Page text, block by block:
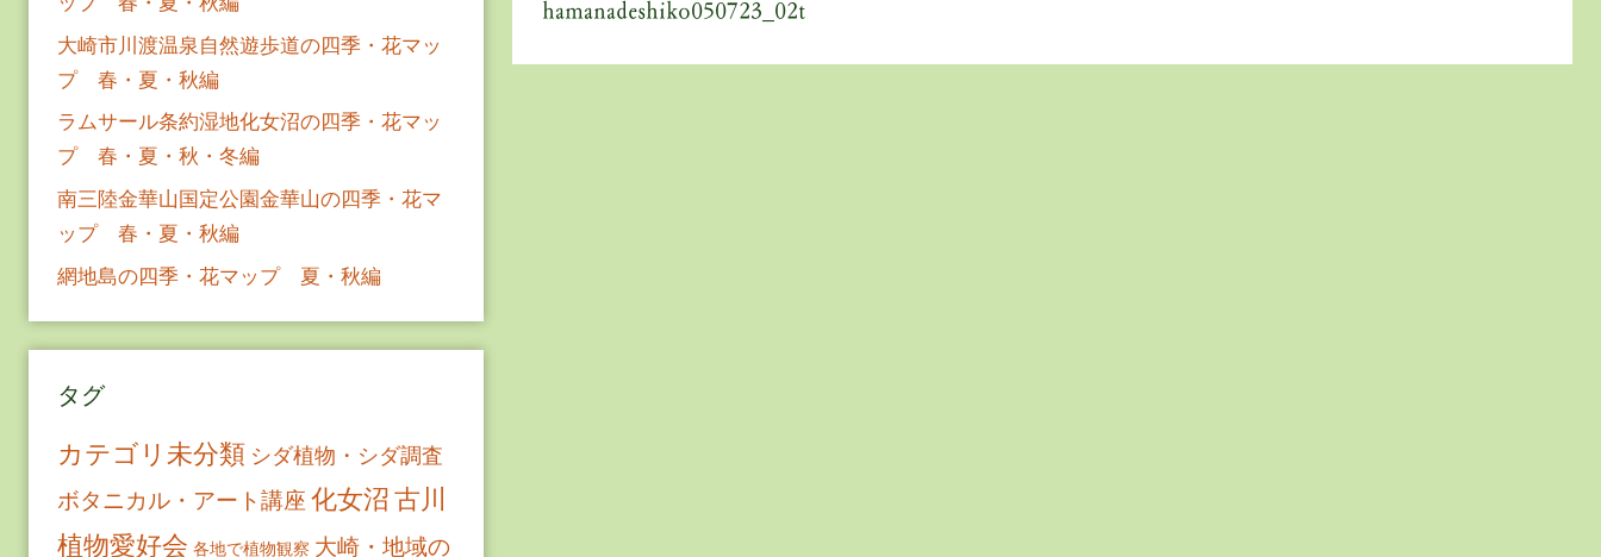
hamanadeshiko050723_02t
大崎市川渡温泉自然遊歩道の四季・花マッ
プ 春・夏・秋編
ラムサール条約湿地化女沼の四季・花マッ
プ 春・夏・秋・冬編
南三陸金華山国定公園金華山の四季・花マ
ップ 春・夏・秋編
網地島の四季・花マップ 夏・秋編
タグ
カテゴリ未分類 シダ植物・シダ調査
ボタニカル・アート講座 化女沼古川
植物愛好会 各地で植物観察 大崎・地域の